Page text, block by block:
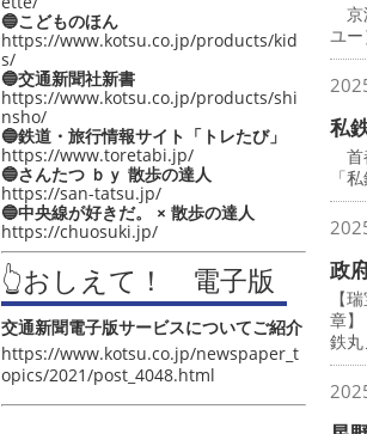
🔵こどものほん
https://www.kotsu.co.jp/products/kid
s/
🔵交通新聞社新書
https://www.kotsu.co.jp/products/shi
nsho/
🔵鉄道・旅行情報サイト「トレたび」
https://www.toretabi.jp/
🔵さんたつ ｂｙ 散歩の達人
https://san-tatsu.jp/
🔵中央線が好きだ。 × 散歩の達人
https://chuosuki.jp/
👆おしえて！ 電子版
交通新聞電子版サービスについてご紹介
https://www.kotsu.co.jp/newspaper_t
opics/2021/post_4048.html
京
ユー
私
首
「
政
【
章
鉄